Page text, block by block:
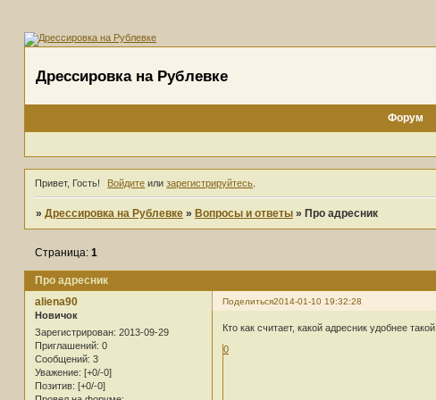
Дрессировка на Рублевке
Форум
Привет, Гость! Войдите илизарегистрируйтесь
» Дрессировка на Рублевке » Вопросы и ответы » Про адресник
Про адресник
Страница: 1
Поделиться2014-01-10 19:32:28
aliena90
Новичок
Зарегистрирован: 2013-09-29
Приглашений: 0
Сообщений: 3
Уважение: [+0/-0]
Позитив: [+0/-0]
Кто как считает, какой адресник удобнее такой
0